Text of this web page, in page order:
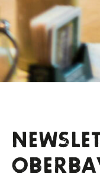
erleben
Abenteuer.
In die